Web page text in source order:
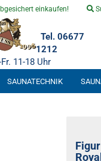
einkaufen!
Tel. 06677
1212
11-18 Uhr
SAUNATECHNIK